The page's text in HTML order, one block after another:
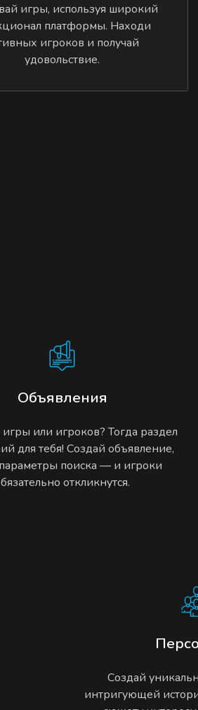
игры, используя широкий
платформы. Находи
игроков и получай
удовольствие.
Объявления
или игроков? Тогда раздел
для тебя! Создай объявление,
поиска — и игроки
откликнутся.
Создай
интригующей